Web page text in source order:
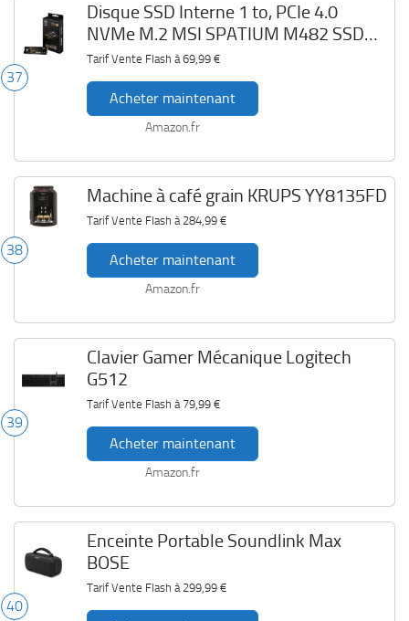
37
Disque SSD Interne 1 to, PCIe 4.0
NVMe M.2 MSI SPATIUM M482 SSD
1TB
Tarif Vente Flash à69,99 €
Acheter maintenant
Amazon.fr
38
Machine à café grain KRUPS YY8135FD
Tarif Vente Flash à 284,99 €
Acheter maintenant
Amazon.fr
39
Clavier Gamer Mécanique Logitech
G512
Tarif Vente Flash à 79,99 €
Acheter maintenant
Amazon.fr
40
Enceinte Portable Soundlink Max
BOSE
Tarif Vente Flash à 299,99 €